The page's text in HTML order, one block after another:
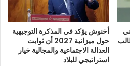
أخنوش يؤكد في المذكرة التوجيهية
حول ميزانية 2027 أن ثوابت
العدالة الاجتماعية والمجالية خيار
استراتيجي للبلاد